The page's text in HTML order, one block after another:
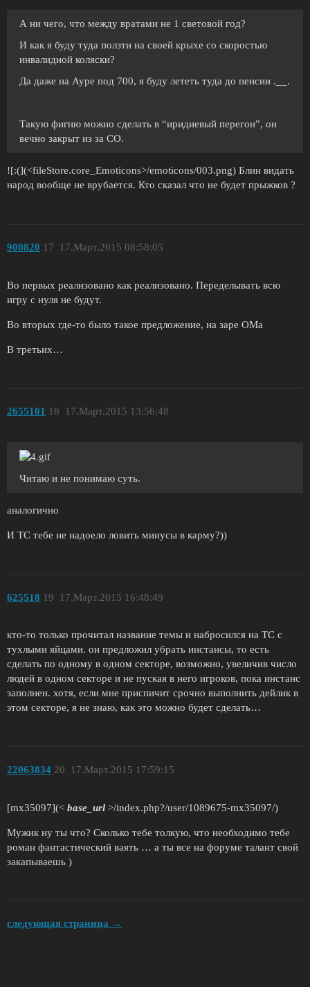
А ни чего, что между вратами не 1 световой год?
И как я буду туда ползти на своей крыхе со скоростью
инвалидной коляски?
Да даже на Ауре под 700, я буду лететь туда до пенсии .__.
Такую фигню можно сделать в “иридиевый перегон”, он
вечно закрыт из за СО.
![:(](<fileStore.core_Emoticons>/emoticons/003.png) Блин видать
народ вообще не врубается. Кто сказал что не будет прыжков ?
900820 17.Март.2015 08:58:05
17
Во первых реализовано как реализовано. Переделывать всю
игру с нуля не будут.
Во вторых где-то было такое предложение, на заре ОМа
В третьих…
2655101 17.Март.2015 13:56:48
18
Читаю и не понимаю суть.
аналогично
И ТС тебе не надоело ловить минусы в карму?))
625518 17.Март.2015 16:48:49
19
кто-то только прочитал название темы и набросился на ТС с
тухлыми яйцами. он предложил убрать инстансы, то есть
сделать по одному в одном секторе, возможно, увеличив число
людей в одном секторе и не пуская в него игроков, пока инстанс
заполнен. хотя, если мне приспичит срочно выполнить дейлик в
этом секторе, я не знаю, как это можно будет сделать…
22063834 17.Март.2015 17:59:15
20
[mx35097](< base_url >/index.php?/user/1089675-mx35097/)
Мужик ну ты что? Сколько тебе толкую, что необходимо тебе
роман фантастический ваять … а ты все на форуме талант свой
закапываешь )
следующая страница →